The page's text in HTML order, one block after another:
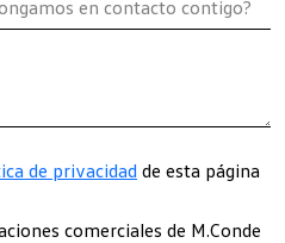
de privacidad de esta página
comerciales de M.Conde